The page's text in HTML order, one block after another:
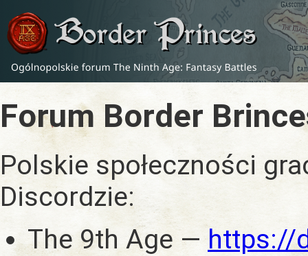
Forum Border
Polskie społeczności
Discordzie:
The 9th Age —https://